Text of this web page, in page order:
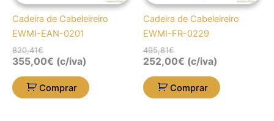
Cadeira de Cabeleireiro
EWMI-EAN-0201
820,41€
355,00€ (c/iva)
Comprar
Cadeira de Cabeleireiro
EWMI-FR-0229
495,81€
252,00€ (c/iva)
Comprar